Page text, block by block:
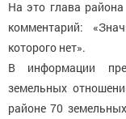
На это глава
комментарий:
которого нет».
В информации
земельных
районе 70